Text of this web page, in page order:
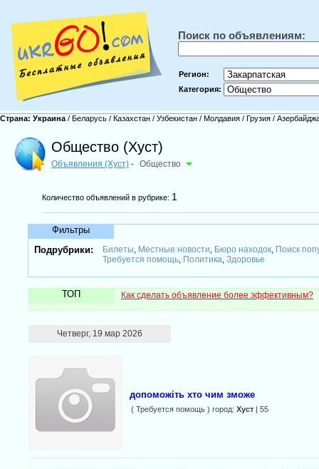
Поиск по объявлениям:
Регион:
Категория:
Страна: Украина / Беларусь / Казахстан / Узбекистан / Молдавия / Грузия /
Общество (Хуст)
Объявления (Хуст) - Общество
Количество объявлений в рубрике: 1
Фильтры
Подрубрики:
Билеты Местные новости Бюро находок Поиск
Требуется помощь Политика Здоровье
ТОП Как сделать объявление более эффективным?
Четверг, 19 мар 2026
допоможіть хто чим зможе
( Требуется помощь ) город: Хуст | 55